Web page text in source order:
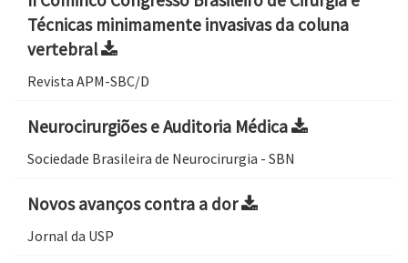
Técnicas minimamente invasivas da coluna
vertebral
Revista APM-SBC/D
Neurocirurgiões e Auditoria Médica
Sociedade Brasileira de Neurocirurgia - SBN
Novos avanços contra a dor
Jornal da USP